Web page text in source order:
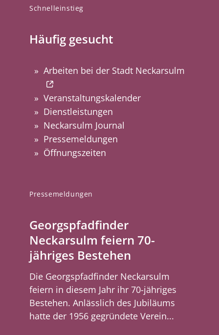
Pressemeldungen
Georgspfadfinder
Neckarsulm feiern 70-
jähriges Bestehen
Die Georgspfadfinder Neckarsulm
feiern in diesem Jahr ihr 70-jähriges
Bestehen. Anlässlich des Jubiläums
hatte der 1956 gegründete Verein...
Schnelleinstieg
Häufig gesucht
Arbeiten bei der Stadt Neckarsulm
Veranstaltungskalender
Dienstleistungen
Neckarsulm Journal
Pressemeldungen
Öffnungszeiten